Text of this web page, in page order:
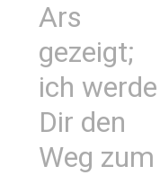
Ars
gezeigt;
ich werde
Dir den
Weg zum